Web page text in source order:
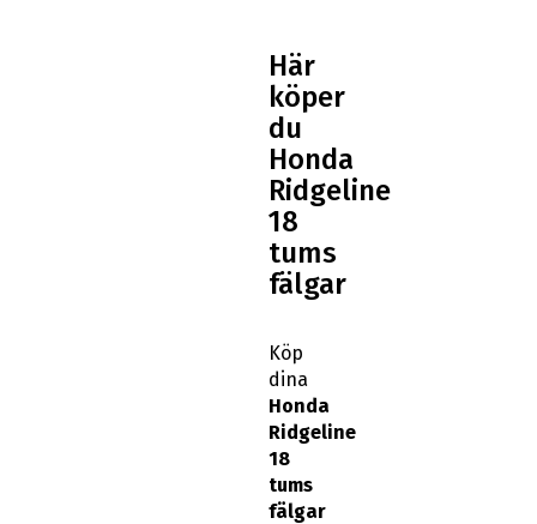
Här
köper
du
Honda
Ridgeline
18
tums
fälgar
Köp
dina
Honda
Ridgeline
18
tums
fälgar